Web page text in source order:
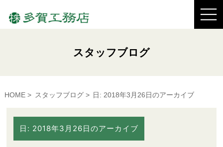
スタッフブログ
HOME スタッフブログ 日: 2018年3月26日のアーカイブ
日: 2018年3月26日のアーカイブ